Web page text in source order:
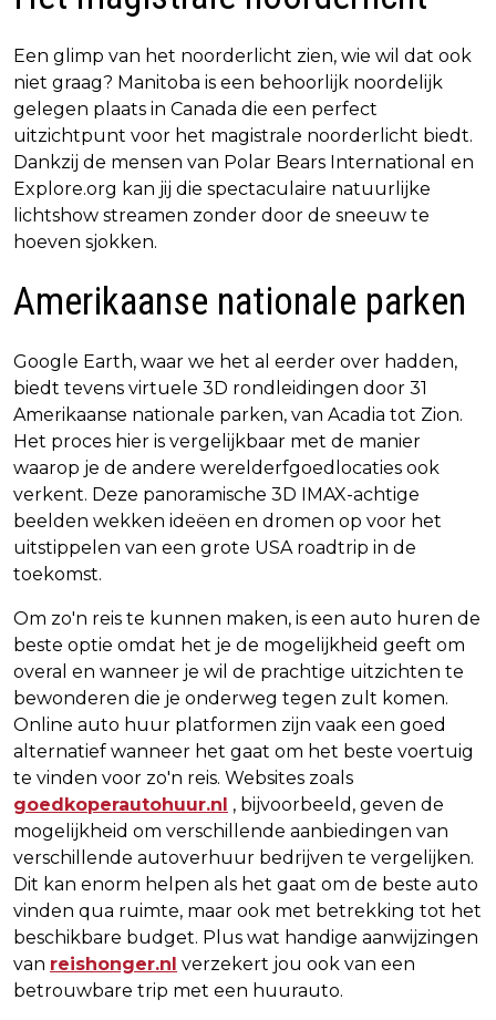
Een glimp van het noorderlicht zien, wie wil dat ook
niet graag? Manitoba is een behoorlijk noordelijk
gelegen plaats in Canada die een perfect
uitzichtpunt voor het magistrale noorderlicht biedt.
Dankzij de mensen van Polar Bears International en
Explore.org kan jij die spectaculaire natuurlijke
lichtshow streamen zonder door de sneeuw te
hoeven sjokken.
Amerikaanse nationale parken
Google Earth, waar we het al eerder over hadden,
biedt tevens virtuele 3D rondleidingen door 31
Amerikaanse nationale parken, van Acadia tot Zion.
Het proces hier is vergelijkbaar met de manier
waarop je de andere werelderfgoedlocaties ook
verkent. Deze panoramische 3D IMAX-achtige
beelden wekken ideëen en dromen op voor het
uitstippelen van een grote USA roadtrip in de
toekomst.
Om zo'n reis te kunnen maken, is een auto huren de
beste optie omdat het je de mogelijkheid geeft om
overal en wanneer je wil de prachtige uitzichten te
bewonderen die je onderweg tegen zult komen.
Online auto huur platformen zijn vaak een goed
alternatief wanneer het gaat om het beste voertuig
te vinden voor zo'n reis. Websites zoals
goedkoperautohuur.nl , bijvoorbeeld, geven de
mogelijkheid om verschillende aanbiedingen van
verschillende autoverhuur bedrijven te vergelijken.
Dit kan enorm helpen als het gaat om de beste auto
vinden qua ruimte, maar ook met betrekking tot het
beschikbare budget. Plus wat handige aanwijzingen
van reishonger.nl verzekert jou ook van een
betrouwbare trip met een huurauto.